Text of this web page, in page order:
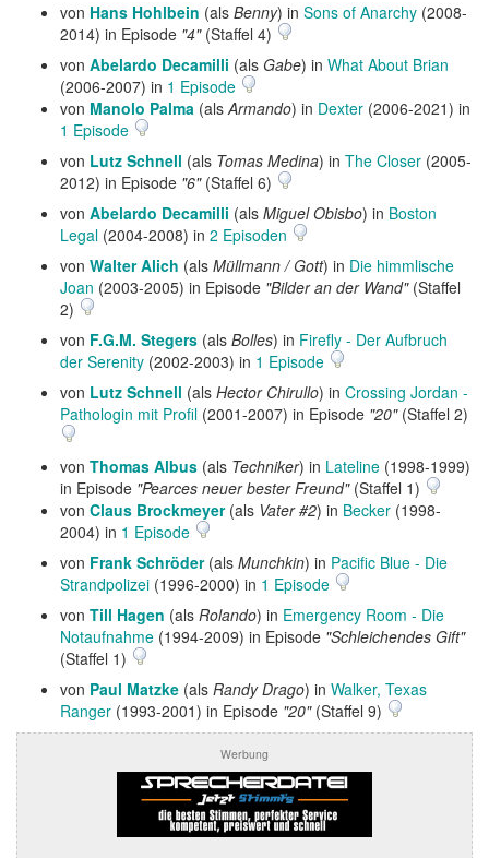
von Hans Hohlbein (als Benny) in Sons of Anarchy (2008-
2014) in Episode "4"(Staffel 4)
von Abelardo Decamilli (als Gabe) in What About Brian
(2006-2007) in 1 Episode
von Manolo Palma (alsArmando) in Dexter (2006-2021) in
1 Episode
von Lutz Schnell (als Tomas Medina) in The Closer (2005-
2012) in Episode "6"(Staffel 6)
von Abelardo Decamilli (als Miguel Obisbo) in Boston
Legal (2004-2008) in 2 Episoden
von Walter Alich (als Müllmann / Gott) in Die himmlische
Joan (2003-2005) in Episode "Bilder an der Wand"(Staffel
2)
von F.G.M. Stegers (als Bolles) in Firefly - Der Aufbruch
der Serenity (2002-2003) in 1 Episode
von Lutz Schnell (als Hector Chirullo) in Crossing Jordan -
Pathologin mit Profil (2001-2007) in Episode "20"(Staffel 2)
von Thomas Albus (als Techniker) in Lateline (1998-1999)
in Episode "Pearces neuer bester Freund"(Staffel 1)
von Claus Brockmeyer(als Vater #2) in Becker (1998-
2004) in 1 Episode
von Frank Schröder(als Munchkin) in Pacific Blue - Die
Strandpolizei (1996-2000) in 1 Episode
von Till Hagen (als Rolando) in Emergency Room - Die
Notaufnahme (1994-2009) in Episode "Schleichendes Gift"
(Staffel 1)
von Paul Matzke (als Randy Drago) in Walker, Texas
Ranger (1993-2001) in Episode "20"(Staffel 9)
Werbung